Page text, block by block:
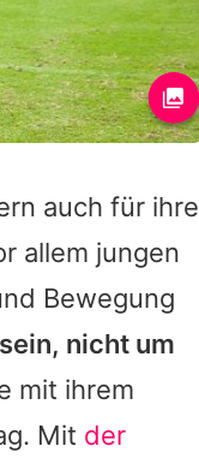
auch für ihre
allem jungen
Bewegung
nicht um
mit ihrem
Mit der